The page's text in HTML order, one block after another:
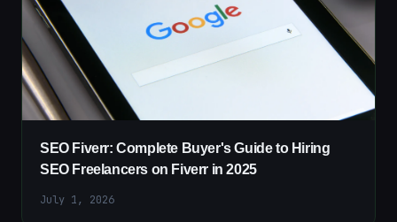
SEO Fiverr: Complete Buyer's Guide to Hiring
SEO Freelancers on Fiverr in 2025
July 1, 2026